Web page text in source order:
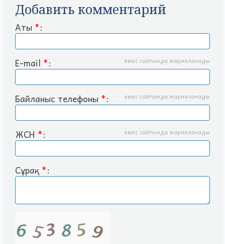
Добавить комментарий
Аты *:
E-mail *: емес сайтында жарияланады
Байланыс телефоны *: емес сайтында жарияланады
ЖСН *: емес сайтында жарияланады
Сұрақ *: